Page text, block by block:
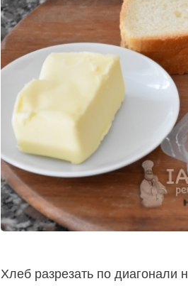
Хлеб разрезать по диагонали